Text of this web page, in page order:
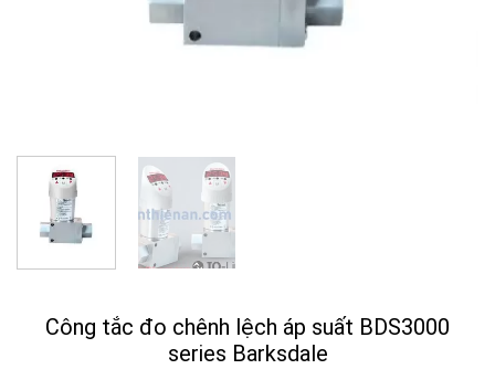
Công tắc đo chênh lệch áp suất BDS3000
series Barksdale